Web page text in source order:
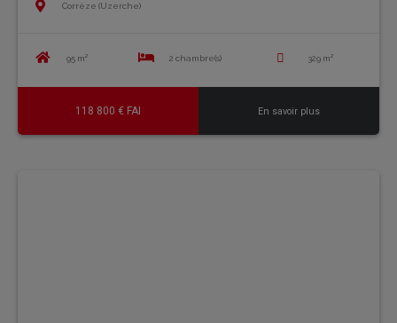
Corrèze (Uzerche)
95 m² 2 chambre(s) 329 m²
118 800 € FAI En savoir plus